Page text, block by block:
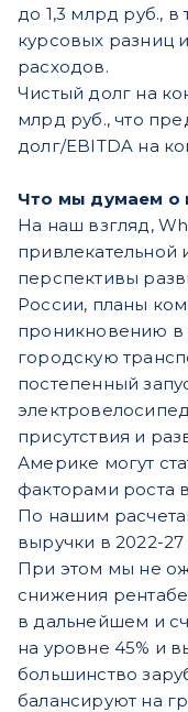
до 1,3 млрд руб., в
курсовых разниц
расходов.
Чистый долг на
млрд руб., что
долг/EBITDA на
Что мы думаем о
На наш взгляд,
привлекательной
перспективы
России, планы
проникновению в
городскую
постепенный
присутствия и
Америке могут
факторами роста
По нашим
выручки в 2022-27
При этом мы не
снижения
в дальнейшем и
на уровне 45% и
большинство
балансируют на